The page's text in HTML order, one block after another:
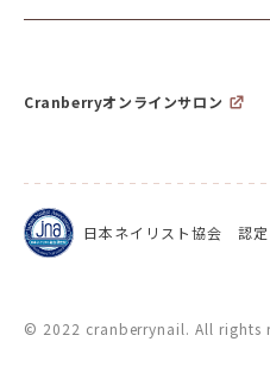
Cranberryオンラインサロン
© 2022 cranberrynail. All rights
日本ネイリスト協会 認